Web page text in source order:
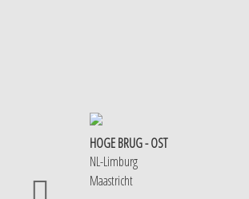
HOGE BRUG - OST
NL-Limburg
Maastricht